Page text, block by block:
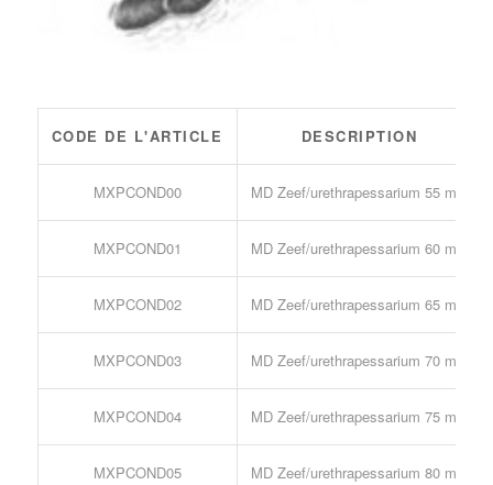
CODE DE L'ARTICLE DESCRIPTION
MXPCOND00 MD Zeef/urethrapessarium 55 mm
MXPCOND01 MD Zeef/urethrapessarium 60 mm
MXPCOND02 MD Zeef/urethrapessarium 65 mm
MXPCOND03 MD Zeef/urethrapessarium 70 mm
MXPCOND04 MD Zeef/urethrapessarium 75 mm
MXPCOND05 MD Zeef/urethrapessarium 80 mm